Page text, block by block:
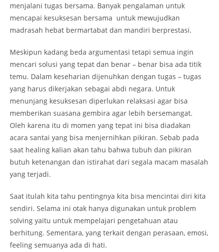
menjalani tugas bersama. Banyak pengalaman untuk
mencapai kesuksesan bersama untuk mewujudkan
madrasah hebat bermartabat dan mandiri berprestasi.
Meskipun kadang beda argumentasi tetapi semua ingin
mencari solusi yang tepat dan benar – benar bisa ada titik
temu. Dalam keseharian dijenuhkan dengan tugas – tugas
yang harus dikerjakan sebagai abdi negara. Untuk
menunjang kesuksesan diperlukan relaksasi agar bisa
memberikan suasana gembira agar lebih bersemangat.
Oleh karena itu di momen yang tepat ini bisa diadakan
acara santai yang bisa menjernihkan pikiran. Sebab pada
saat healing kalian akan tahu bahwa tubuh dan pikiran
butuh ketenangan dan istirahat dari segala macam masalah
yang terjadi.
Saat itulah kita tahu pentingnya kita bisa mencintai diri kita
sendiri. Selama ini otak hanya digunakan untuk problem
solving yaitu untuk mempelajari pengetahuan atau
berhitung. Sementara, yang terkait dengan perasaan, emosi,
feeling semuanya ada di hati.